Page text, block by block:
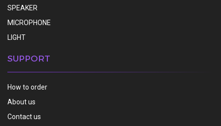
SPEAKER
MICROPHONE
LIGHT
SUPPORT
How to order
About us
Contact us